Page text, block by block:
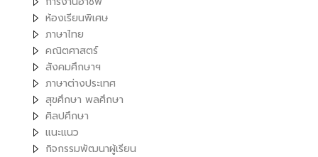
ห้องเรียนพิเศษ
ภาษาไทย
คณิตศาสตร์
สังคมศึกษาฯ
ภาษาต่างประเทศ
สุขศึกษา พลศึกษา
ศิลปศึกษา
แนะแนว
กิจกรรมพัฒนาผู้เรียน